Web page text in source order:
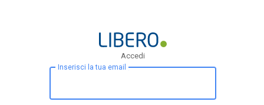
Accedi
Inserisci la tua email